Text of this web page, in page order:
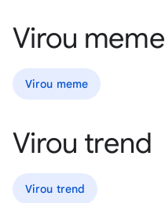
Virou meme
Virou meme
Virou trend
Virou trend